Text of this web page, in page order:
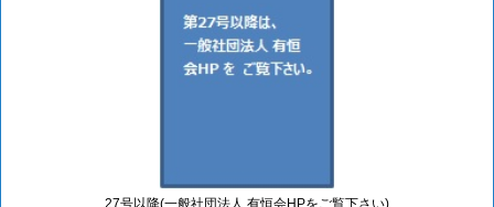
27号以降(一般社団法人 有恒会HPをご覧下さい)